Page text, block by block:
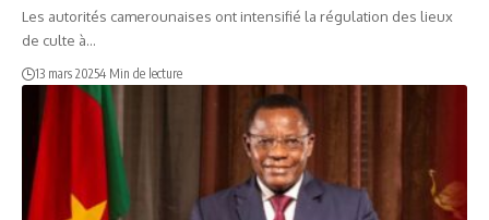
Les autorités camerounaises ont intensifié la régulation des lieux
de culte à…
13 mars 20254 Min de lecture